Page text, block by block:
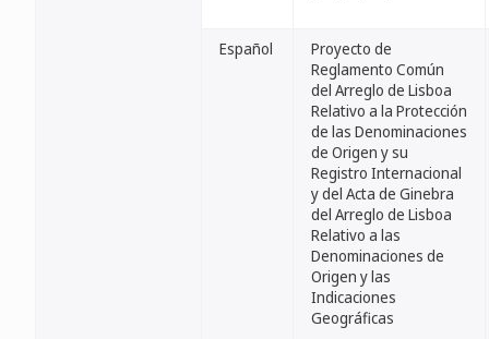
Español
Proyecto de
Reglamento Común
del Arreglo de Lisboa
Relativo a la Protección
de las Denominaciones
de Origen y su
Registro Internacional
y del Acta de Ginebra
del Arreglo de Lisboa
Relativo a las
Denominaciones de
Origen y las
Indicaciones
Geográficas